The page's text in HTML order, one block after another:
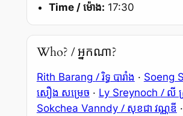
Time / ម៉ោង: 17:30
Who? / អ្នកណា?
Rith Barang / រិទ្ធ បារាំង · Soeng
សឿង សម្រេច · Ly Sreynoch / លី
Sokchea Vanndy / សុខជា វណ្ណឌី ·